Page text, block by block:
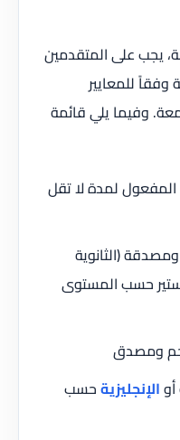
يجب على المتقدمين
للمعايير
وفيما يلي قائمة
لمدة لا تقل
(الثانوية
حسب المستوى
ومصدق
الإنجليزيةحسب